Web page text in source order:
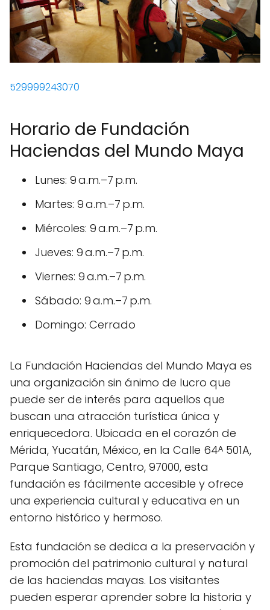
529999243070
Horario de Fundación
Haciendas del Mundo Maya
Lunes: 9 a.m.–7 p.m.
Martes: 9 a.m.–7 p.m.
Miércoles: 9 a.m.–7 p.m.
Jueves: 9 a.m.–7 p.m.
Viernes: 9 a.m.–7 p.m.
Sábado: 9 a.m.–7 p.m.
Domingo: Cerrado
La Fundación Haciendas del Mundo Maya es
una organización sin ánimo de lucro que
puede ser de interés para aquellos que
buscan una atracción turística única y
enriquecedora. Ubicada en el corazón de
Mérida, Yucatán, México, en la Calle 64ᴬ 501A,
Parque Santiago, Centro, 97000, esta
fundación es fácilmente accesible y ofrece
una experiencia cultural y educativa en un
entorno histórico y hermoso.
Esta fundación se dedica a la preservación y
promoción del patrimonio cultural y natural
de las haciendas mayas. Los visitantes
pueden esperar aprender sobre la historia y